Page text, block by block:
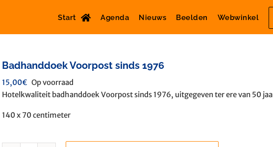
Start Agenda Nieuws Beelden Webwinkel
Badhanddoek Voorpost sinds 1976
15,00€ Op voorraad
Hotelkwaliteit badhanddoek Voorpost sinds 1976, uitgegeven ter ere van 50
140 x 70 centimeter